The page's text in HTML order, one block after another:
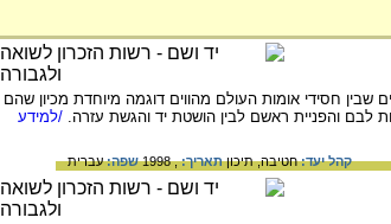
מביניהם שהצילו יהודים. הדיפלומטים שבין חסידי אומות העולם מהווים דוגמה מיוחדת מכיון שהם
לבם והפניית ראשם לבין הושטת יד והגשת עזרה. /למידע
קהל יעד:חטיבה,תיכוןתאריך:, 1998 שפה:עברית